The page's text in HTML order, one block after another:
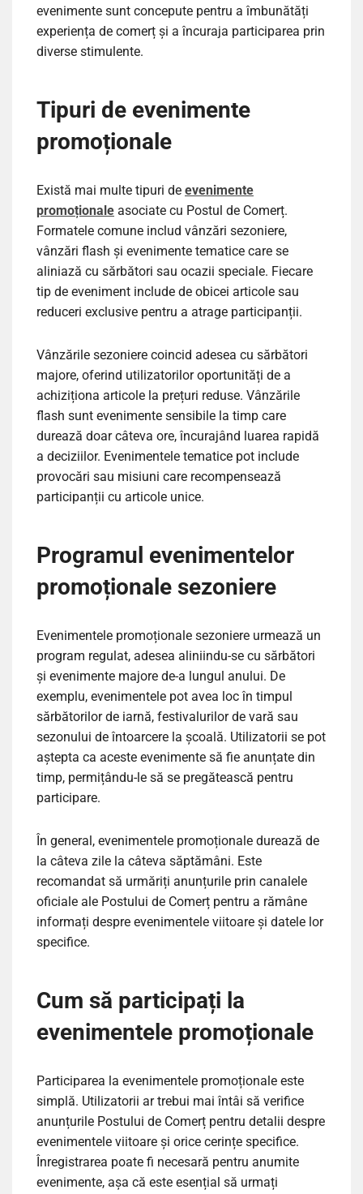
evenimente sunt concepute pentru a îmbunătăți
experiența de comerț și a încuraja participarea prin
diverse stimulente.
Tipuri de evenimente
promoționale
Există mai multe tipuri de evenimente
promoționale asociate cu Postul de Comerț.
Formatele comune includ vânzări sezoniere,
vânzări flash și evenimente tematice care se
aliniază cu sărbători sau ocazii speciale. Fiecare
tip de eveniment include de obicei articole sau
reduceri exclusive pentru a atrage participanții.
Vânzările sezoniere coincid adesea cu sărbători
majore, oferind utilizatorilor oportunități de a
achiziționa articole la prețuri reduse. Vânzările
flash sunt evenimente sensibile la timp care
durează doar câteva ore, încurajând luarea rapidă
a deciziilor. Evenimentele tematice pot include
provocări sau misiuni care recompensează
participanții cu articole unice.
Programul evenimentelor
promoționale sezoniere
Evenimentele promoționale sezoniere urmează un
program regulat, adesea aliniindu-se cu sărbători
și evenimente majore de-a lungul anului. De
exemplu, evenimentele pot avea loc în timpul
sărbătorilor de iarnă, festivalurilor de vară sau
sezonului de întoarcere la școală. Utilizatorii se pot
aștepta ca aceste evenimente să fie anunțate din
timp, permițându-le să se pregătească pentru
participare.
În general, evenimentele promoționale durează de
la câteva zile la câteva săptămâni. Este
recomandat să urmăriți anunțurile prin canalele
oficiale ale Postului de Comerț pentru a rămâne
informați despre evenimentele viitoare și datele lor
specifice.
Cum să participați la
evenimentele promoționale
Participarea la evenimentele promoționale este
simplă. Utilizatorii ar trebui mai întâi să verifice
anunțurile Postului de Comerț pentru detalii despre
evenimentele viitoare și orice cerințe specifice.
Înregistrarea poate fi necesară pentru anumite
evenimente, așa că este esențial să urmați